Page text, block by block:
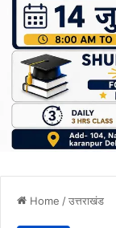
Home /उत्तराखंड